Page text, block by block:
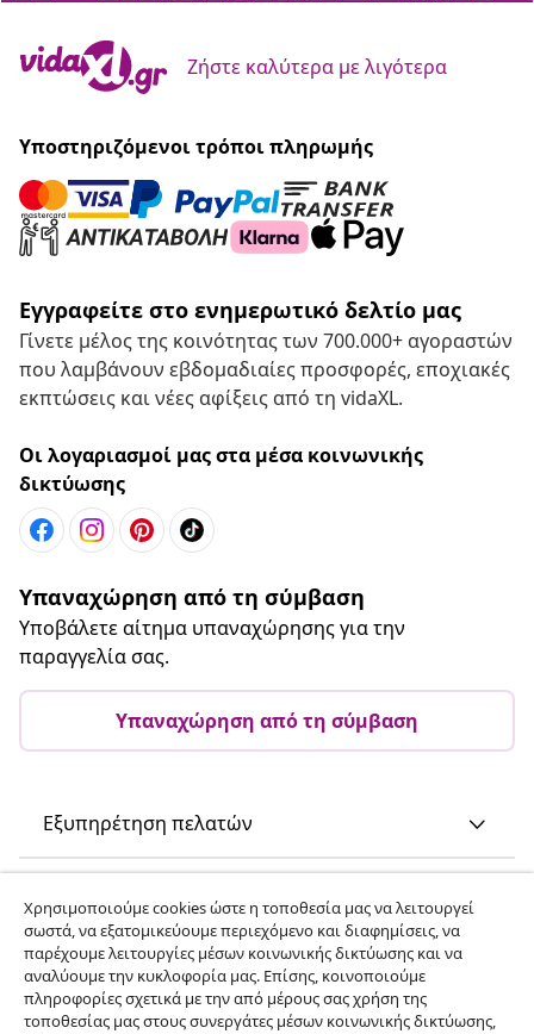
Ζήστε καλύτερα με λιγότερα
Υποστηριζόμενοι τρόποι πληρωμής
Εγγραφείτε στο ενημερωτικό δελτίο μας
Γίνετε μέλος της κοινότητας των 700.000+ αγοραστών
που λαμβάνουν εβδομαδιαίες προσφορές, εποχιακές
εκπτώσεις και νέες αφίξεις από τη vidaXL.
Οι λογαριασμοί μας στα μέσα κοινωνικής
δικτύωσης
Υπαναχώρηση από τη σύμβαση
Υποβάλετε αίτημα υπαναχώρησης για την
παραγγελία σας.
Υπαναχώρηση από τη σύμβαση
Εξυπηρέτηση πελατών
vidaXL
Χρησιμοποιούμε cookies ώστε η τοποθεσία μας να λειτουργεί
σωστά, να εξατομικεύουμε περιεχόμενο και διαφημίσεις, να
παρέχουμε λειτουργίες μέσων κοινωνικής δικτύωσης και να
αναλύουμε την κυκλοφορία μας. Επίσης, κοινοποιούμε
πληροφορίες σχετικά με την από μέρους σας χρήση της
τοποθεσίας μας στους συνεργάτες μέσων κοινωνικής δικτύωσης,